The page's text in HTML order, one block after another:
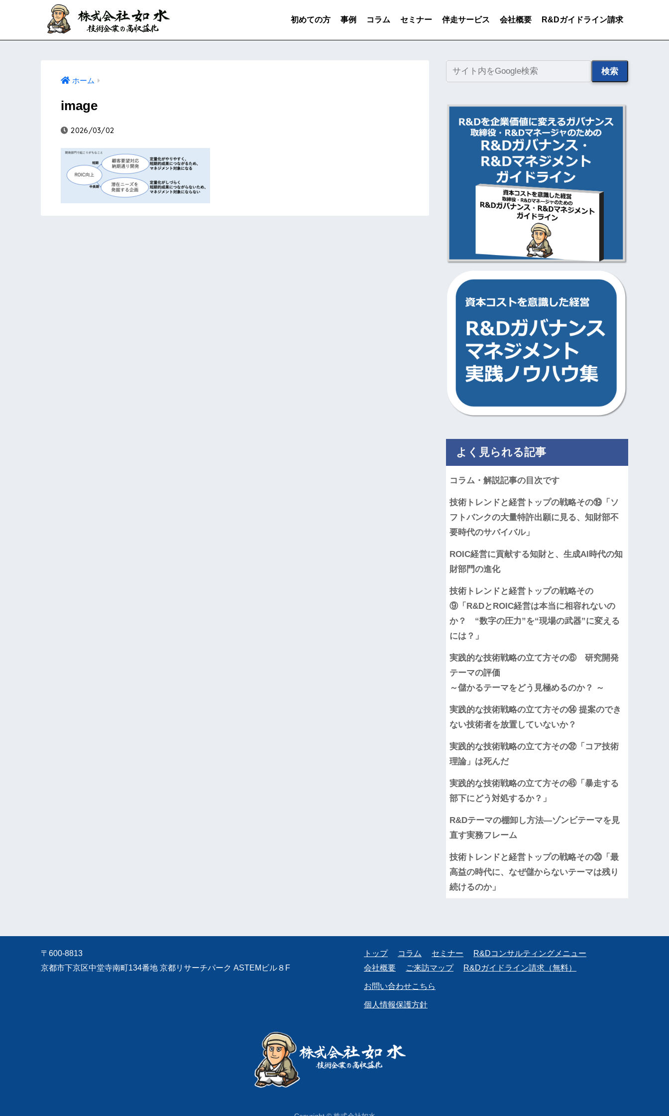
初めての方 事例 コラム セミナー 伴走サービス 会社概要 R&Dガイドライン請求
ホーム
image
2026/03/02
検索
よく見られる記事
コラム・解説記事の目次です
技術トレンドと経営トップの戦略その⑲「ソ
フトバンクの大量特許出願に見る、知財部不
要時代のサバイバル」
ROIC経営に貢献する知財と、生成AI時代の知
財部門の進化
技術トレンドと経営トップの戦略その
⑨「R&DとROIC経営は本当に相容れないの
か？ “数字の圧力”を“現場の武器”に変える
には？」
実践的な技術戦略の立て方その⑥ 研究開発
テーマの評価
～儲かるテーマをどう見極めるのか？ ～
実践的な技術戦略の立て方その⑭ 提案のでき
ない技術者を放置していないか？
実践的な技術戦略の立て方その㉜「コア技術
理論」は死んだ
実践的な技術戦略の立て方その㊺「暴走する
部下にどう対処するか？」
R&Dテーマの棚卸し方法―ゾンビテーマを見
直す実務フレーム
技術トレンドと経営トップの戦略その⑳「最
高益の時代に、なぜ儲からないテーマは残り
続けるのか」
〒600-8813
京都市下京区中堂寺南町134番地 京都リサーチパーク ASTEMビル８F
トップ コラム セミナー
R&Dコンサルティングメニュー
会社概要
ご来訪マップ R&Dガイドライン請求（無料）
お問い合わせこちら
個人情報保護方針